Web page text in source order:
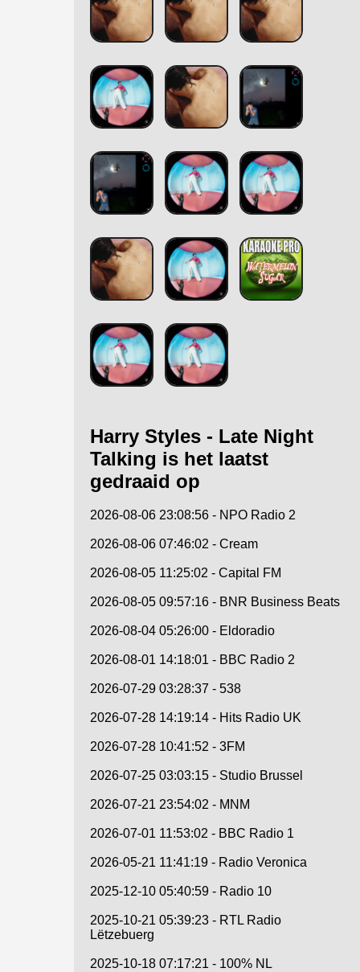
Harry Styles - Late Night
Talking is het laatst
gedraaid op
2026-08-06 23:08:56 - NPO Radio 2
2026-08-06 07:46:02 - Cream
2026-08-05 11:25:02 - Capital FM
2026-08-05 09:57:16 - BNR Business Beats
2026-08-04 05:26:00 - Eldoradio
2026-08-01 14:18:01 - BBC Radio 2
2026-07-29 03:28:37 - 538
2026-07-28 14:19:14 - Hits Radio UK
2026-07-28 10:41:52 - 3FM
2026-07-25 03:03:15 - Studio Brussel
2026-07-21 23:54:02 - MNM
2026-07-01 11:53:02 - BBC Radio 1
2026-05-21 11:41:19 - Radio Veronica
2025-12-10 05:40:59 - Radio 10
2025-10-21 05:39:23 - RTL Radio
Lëtzebuerg
2025-10-18 07:17:21 - 100% NL